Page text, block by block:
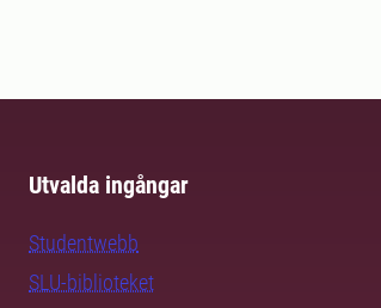
Utvalda ingångar
Studentwebb
SLU-biblioteket